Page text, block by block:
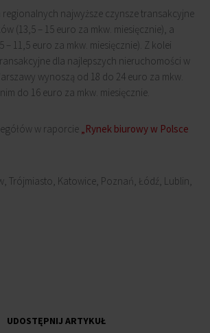
najwyższe czynsze transakcyjne
(13,5 – 15 euro za mkw. miesięcznie), a
– 11,5 euro za mkw. miesięcznie). Z kolei
dla najlepszych nieruchomości w
wynoszą od 18 do 24 euro za mkw.
do 16 euro za mkw. miesięcznie.
w raporcie „Rynek biurowy w Polsce
Trójmiasto, Katowice, Poznań, Łódź, Lublin,
UDOSTĘPNIJ ARTYKUŁ